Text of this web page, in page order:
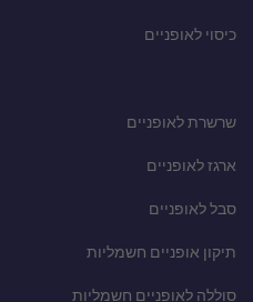
כיסוי לאופניים
שרשרת לאופניים
ארגז לאופניים
סבל לאופניים
תיקון אופניים חשמליות
סוללה לאופניים חשמליות